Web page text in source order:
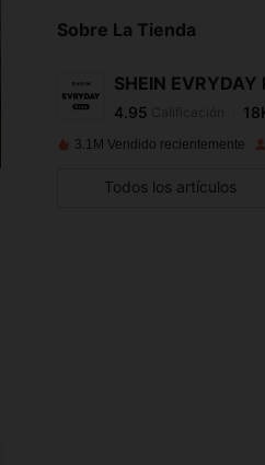
Sobre La Tienda
SHEIN EVRYDAY
4.95
4.95
18K
seguido
4.95
3.1M Vendido recientemente
Todos los artículos